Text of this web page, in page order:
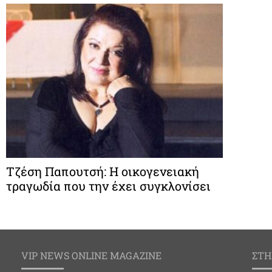
Τζέση Παπουτσή: Η οικογενειακή
τραγωδία που την έχει συγκλονίσει
VIP NEWS ONLINE MAGAZINE